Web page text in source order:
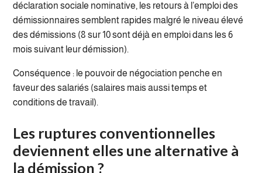
déclaration sociale nominative, les retours à l’emploi des
démissionnaires semblent rapides malgré le niveau élevé
des démissions (8 sur 10 sont déjà en emploi dans les 6
mois suivant leur démission).
Conséquence : le pouvoir de négociation penche en
faveur des salariés (salaires mais aussi temps et
conditions de travail).
Les ruptures conventionnelles
deviennent elles une alternative à
la démission ?